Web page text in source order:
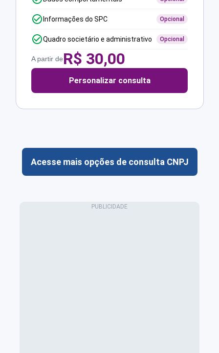
Informações do SPC Opcional
Quadro societário e administrativo Opcional
A partir deR$ 30,00
Personalizar consulta
Acesse mais opções de consulta CNPJ